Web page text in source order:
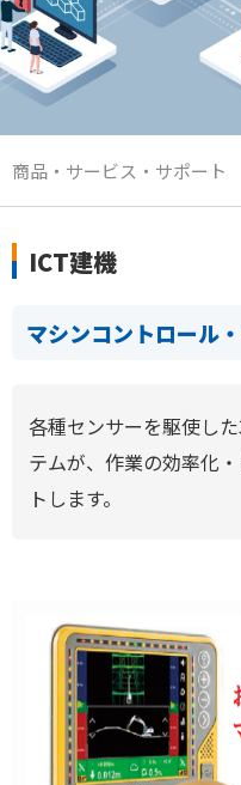
商品・サービス・サポート
ICT建機
マシンコントロール
各種センサーを駆使し
テムが、作業の効率化
トします。